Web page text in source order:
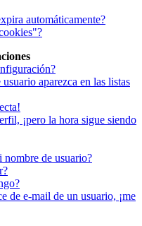
automáticamente?
aparezca en las listas
¡pero la hora sigue siendo
nombre de usuario?
de e-mail de un usuario, ¡me